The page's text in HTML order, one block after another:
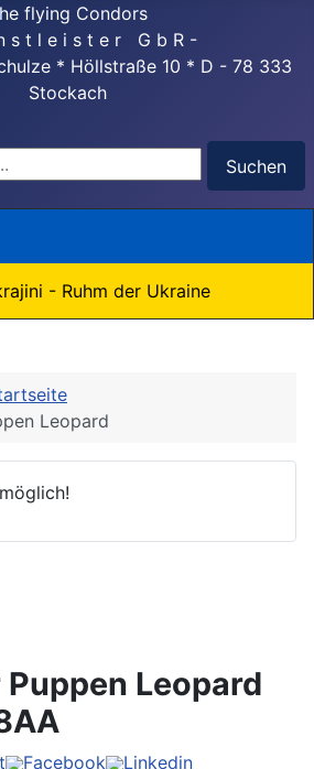
flying Condors
s t l e i s t e r G b R -
* Höllstraße 10 * D - 78 333
Stockach
Suchen
- Ruhm der Ukraine
Leopard
Leopard
Facebook
Linkedin